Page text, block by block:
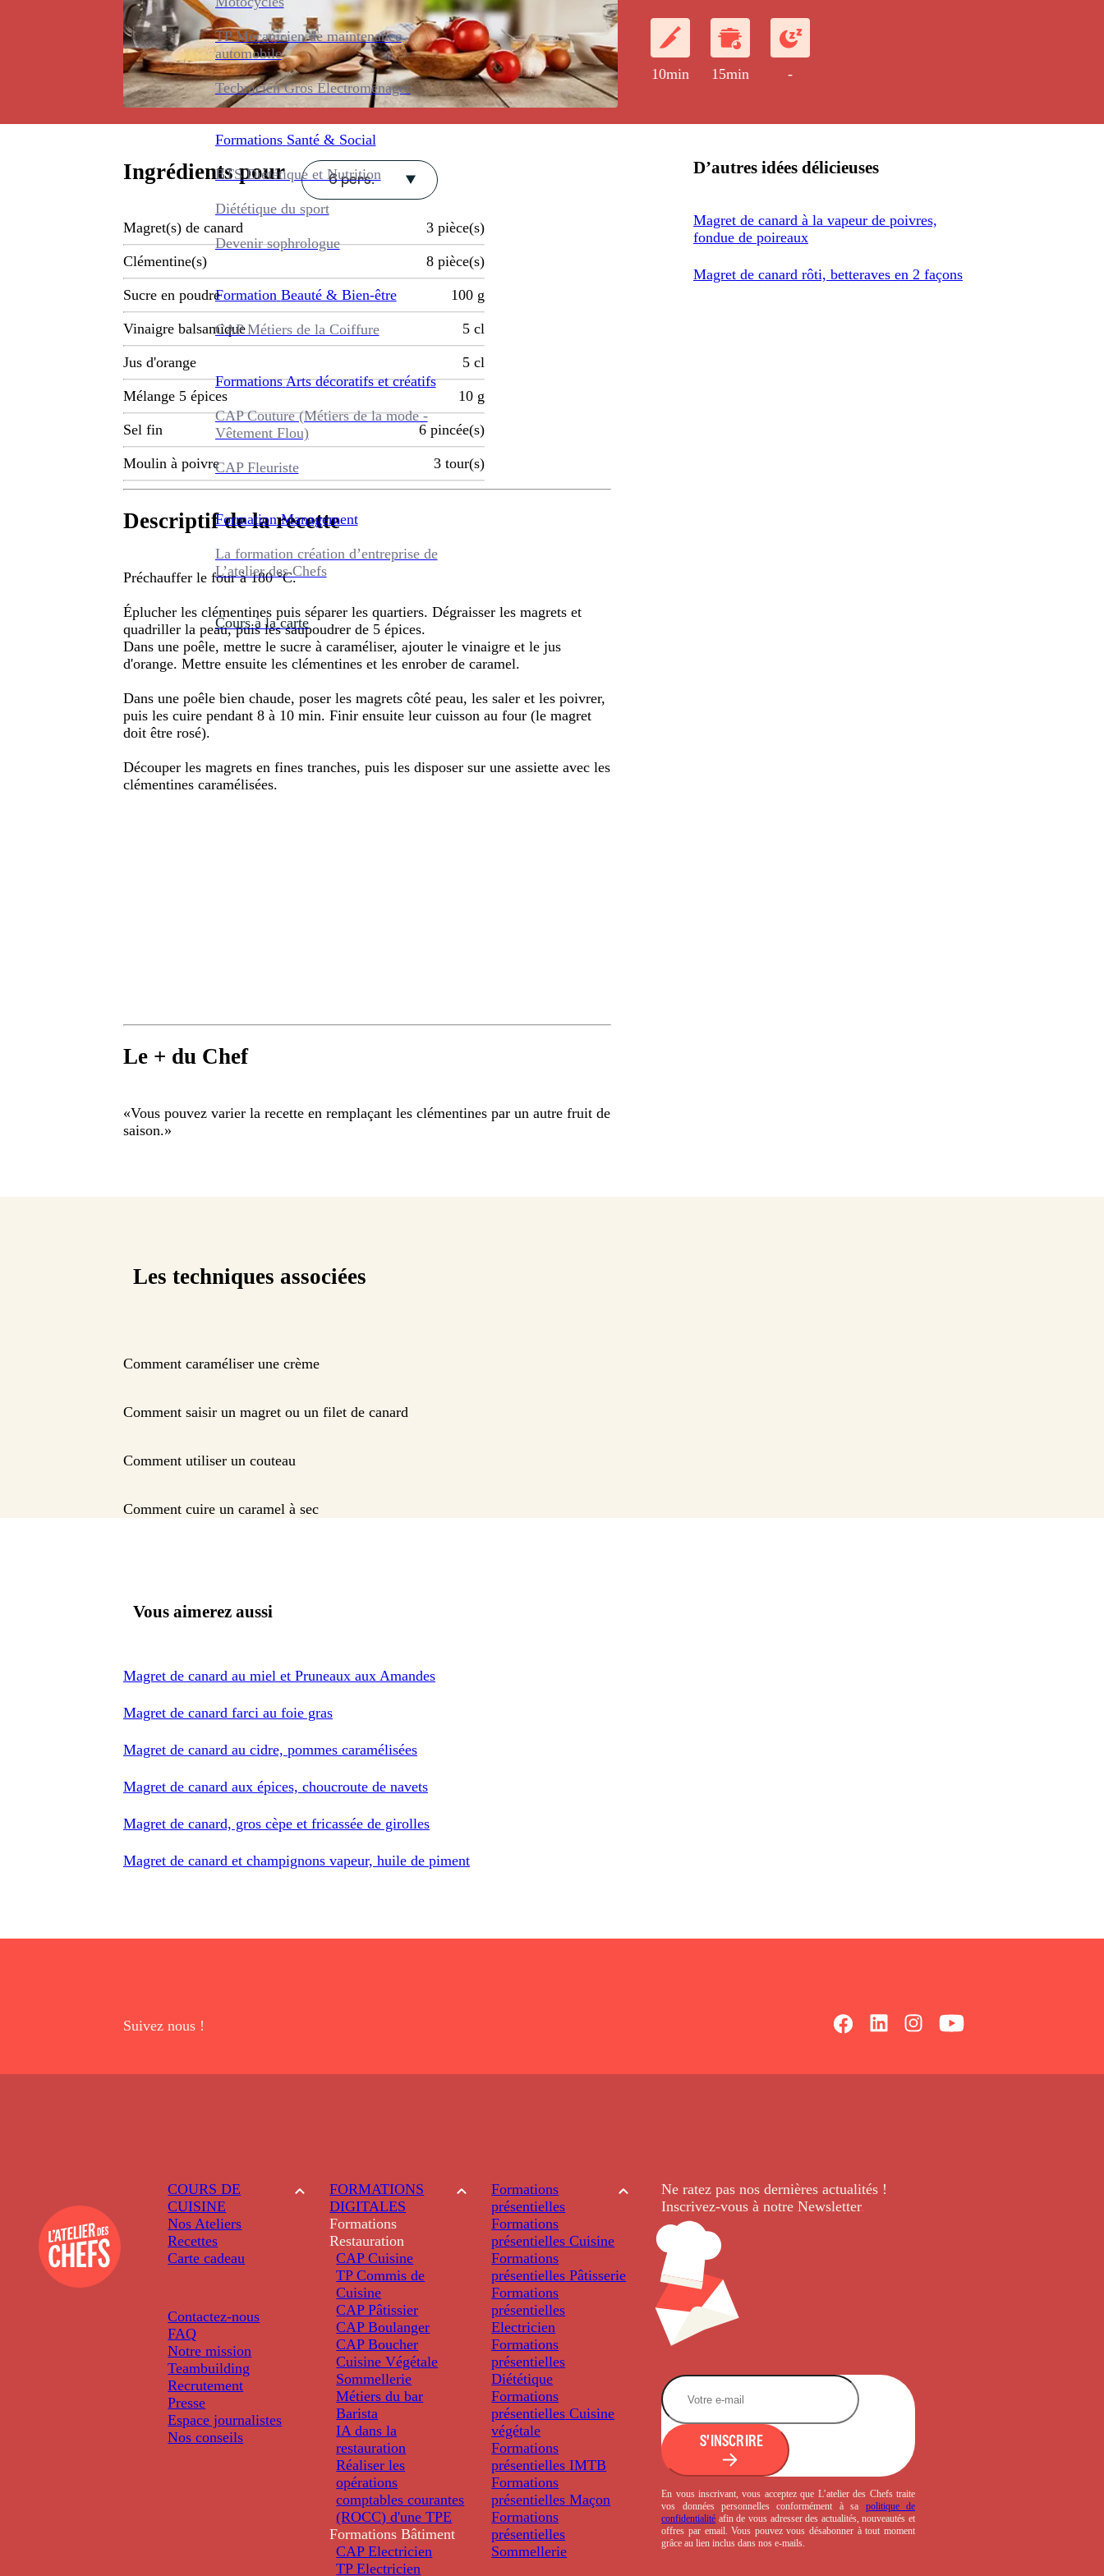
TP Mécanicien de maintenance
automobile
Technicien Gros Électroménager
Formations Santé & Social
BTS Diététique et Nutrition
Diététique du sport
Devenir sophrologue
Formation Beauté & Bien-être
CAP Métiers de la Coiffure
Formations Arts décoratifs et créatifs
CAP Couture (Métiers de la mode -
Vêtement Flou)
CAP Fleuriste
Formation Management
La formation création d’entreprise de
L’atelier des Chefs
Cours à la carte
10min 15min -
Ingrédients pour 6 pers.
Magret(s) de canard 3 pièce(s)
Clémentine(s) 8 pièce(s)
Sucre en poudre 100 g
Vinaigre balsamique 5 cl
Jus d'orange 5 cl
Mélange 5 épices 10 g
Sel fin 6 pincée(s)
Moulin à poivre 3 tour(s)
Descriptif de la recette
Préchauffer le four à 180 °C.
Éplucher les clémentines puis séparer les quartiers. Dégraisser les magrets et
quadriller la peau, puis les saupoudrer de 5 épices.
Dans une poêle, mettre le sucre à caraméliser, ajouter le vinaigre et le jus
d'orange. Mettre ensuite les clémentines et les enrober de caramel.
Dans une poêle bien chaude, poser les magrets côté peau, les saler et les poivrer,
puis les cuire pendant 8 à 10 min. Finir ensuite leur cuisson au four (le magret
doit être rosé).
Découper les magrets en fines tranches, puis les disposer sur une assiette avec les
clémentines caramélisées.
Le + du Chef
«Vous pouvez varier la recette en remplaçant les clémentines par un autre fruit de
saison.»
D’autres idées délicieuses
Magret de canard à la vapeur de poivres,
fondue de poireaux
Magret de canard rôti, betteraves en 2 façons
Les techniques associées
Comment caraméliser une crème
Comment saisir un magret ou un filet de canard
Comment utiliser un couteau
Comment cuire un caramel à sec
Vous aimerez aussi
Magret de canard au miel et Pruneaux aux Amandes
Magret de canard farci au foie gras
Magret de canard au cidre, pommes caramélisées
Magret de canard aux épices, choucroute de navets
Magret de canard, gros cèpe et fricassée de girolles
Magret de canard et champignons vapeur, huile de piment
Suivez nous !
COURS DE
CUISINE
Nos Ateliers
Recettes
Carte cadeau
Contactez-nous
FAQ
Notre mission
Teambuilding
Recrutement
Presse
Espace journalistes
Nos conseils
FORMATIONS
DIGITALES
Formations
Restauration
CAP Cuisine
TP Commis de
Cuisine
CAP Pâtissier
CAP Boulanger
CAP Boucher
Cuisine Végétale
Sommellerie
Métiers du bar
Barista
IA dans la
restauration
Réaliser les
opérations
comptables courantes
(ROCC) d'une TPE
Formations Bâtiment
CAP Electricien
TP Electricien
Formations
présentielles
Formations
présentielles Cuisine
Formations
présentielles Pâtisserie
Formations
présentielles
Electricien
Formations
présentielles
Diététique
Formations
présentielles Cuisine
végétale
Formations
présentielles IMTB
Formations
présentielles Maçon
Formations
présentielles
Sommellerie
Ne ratez pas nos dernièresactualités !
Inscrivez-vous à notre Newsletter.
S'INSCRIRE
En vous inscrivant, vous acceptez que L’atelier des Chefs traite
vos données personnelles conformément à sa politique de
confidentialité afin de vous adresser des actualités, nouveautés et
offres par email. Vous pouvez vous désabonner à tout moment
grâce au lien inclus dans nos e-mails.